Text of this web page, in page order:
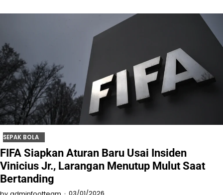
SEPAK BOLA
FIFA Siapkan Aturan Baru Usai Insiden
Vinicius Jr., Larangan Menutup Mulut Saat
Bertanding
03/01/2026